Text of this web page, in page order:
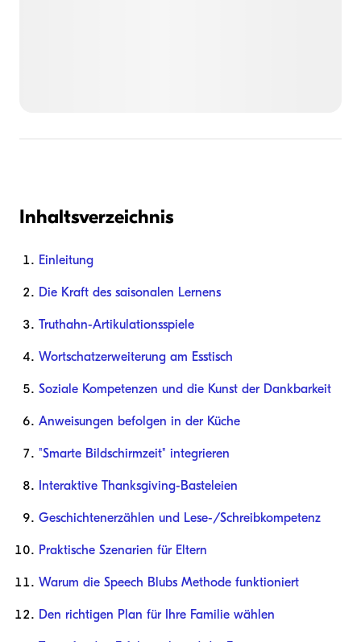
Inhaltsverzeichnis
Einleitung
Die Kraft des saisonalen Lernens
Truthahn-Artikulationsspiele
Wortschatzerweiterung am Esstisch
Soziale Kompetenzen und die Kunst der Dankbarkeit
Anweisungen befolgen in der Küche
"Smarte Bildschirmzeit" integrieren
Interaktive Thanksgiving-Basteleien
Geschichtenerzählen und Lese-/Schreibkompetenz
Praktische Szenarien für Eltern
Warum die Speech Blubs Methode funktioniert
Den richtigen Plan für Ihre Familie wählen